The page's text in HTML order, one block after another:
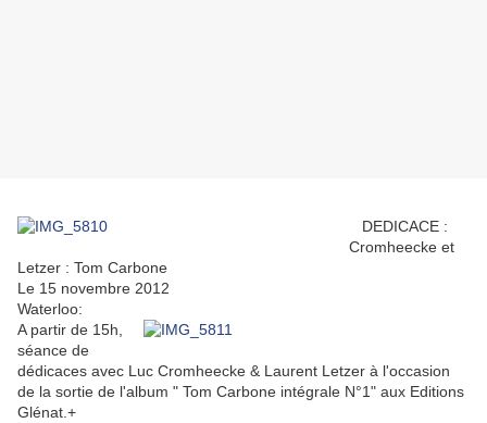
DEDICACE :
Cromheecke et
Letzer : Tom Carbone
Le 15 novembre 2012
Waterloo:
A partir de 15h,
séance de
dédicaces avec Luc Cromheecke & Laurent Letzer à l'occasion
de la sortie de l'album " Tom Carbone intégrale N°1" aux Editions
Glénat.+